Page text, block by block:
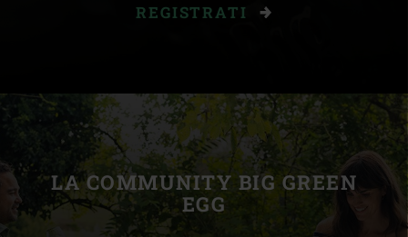
REGISTRATI
LA COMMUNITY BIG GREEN
EGG